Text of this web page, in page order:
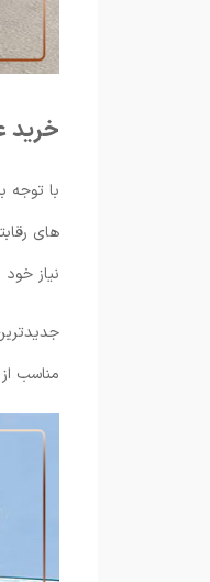
خرید
با توجه
های
نیاز
مناسب